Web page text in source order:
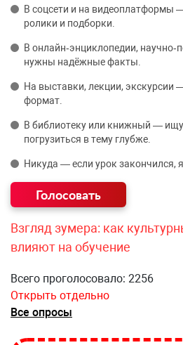
В соцсети и на видеоплатформы
ролики и подборки.
В онлайн‑энциклопедии,
нужны надёжные факты.
На выставки, лекции,
формат.
В библиотеку или книжный — ищу
погрузиться в тему глубже.
Никуда — если урок закончился,
Взгляд зумера: как
влияют на обучение
Всего проголосовало: 2256
Открыть отдельно
Все опросы